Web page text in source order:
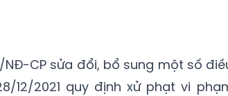
CP sửa đổi, bổ sung một số
12/2021 quy định xử phạt vi